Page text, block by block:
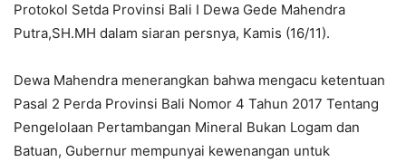
Protokol Setda Provinsi Bali I Dewa Gede Mahendra
Putra,SH.MH dalam siaran persnya, Kamis (16/11).
Dewa Mahendra menerangkan bahwa mengacu ketentuan
Pasal 2 Perda Provinsi Bali Nomor 4 Tahun 2017 Tentang
Pengelolaan Pertambangan Mineral Bukan Logam dan
Batuan, Gubernur mempunyai kewenangan untuk